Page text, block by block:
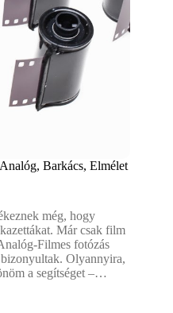
Analóg, Barkács, Elmélet
még, hogy
Már csak film
Filmes fotózás
Olyannyira,
a segítséget –…